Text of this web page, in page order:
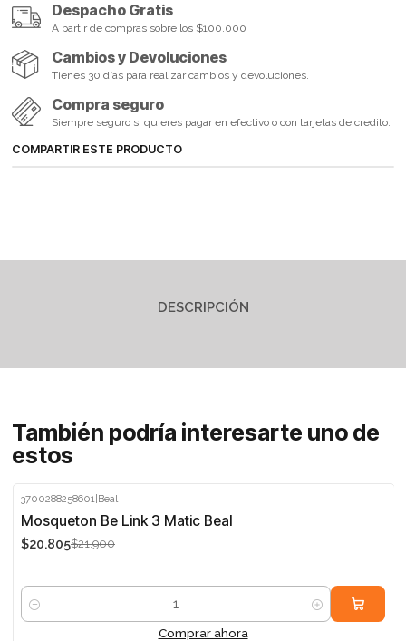
Despacho Gratis
A partir de compras sobre los $100.000
Cambios y Devoluciones
Tienes 30 días para realizar cambios y devoluciones.
Compra seguro
Siempre seguro si quieres pagar en efectivo o con tarjetas de credito.
COMPARTIR ESTE PRODUCTO
DESCRIPCIÓN
También podría interesarte uno de
estos
-5%
3700288258601 |Beal
Mosqueton Be Link 3 Matic Beal
$20.805$21.900
Cantidad
Comprar ahora